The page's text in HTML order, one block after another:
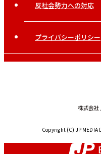
反社会勢力への対応
プライバシーポリシー
Copyright (C) JP MEDIA